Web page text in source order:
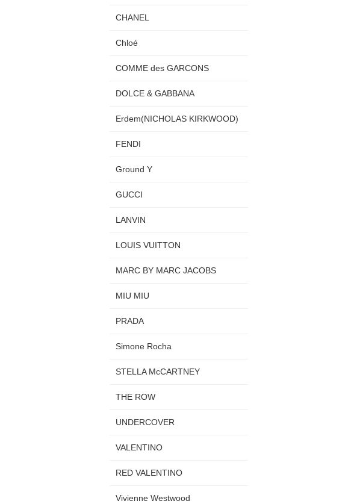
CHANEL
Chloé
COMME des GARCONS
DOLCE & GABBANA
Erdem(NICHOLAS KIRKWOOD)
FENDI
Ground Y
GUCCI
LANVIN
LOUIS VUITTON
MARC BY MARC JACOBS
MIU MIU
PRADA
Simone Rocha
STELLA McCARTNEY
THE ROW
UNDERCOVER
VALENTINO
RED VALENTINO
Vivienne Westwood